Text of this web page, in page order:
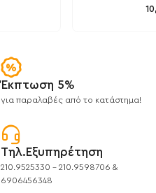
/
Έκπτωση 5%
για παραλαβές από το κατάστημα!
Τηλ.Εξυπηρέτηση
210.9525330 - 210.9598706 &
6906456348